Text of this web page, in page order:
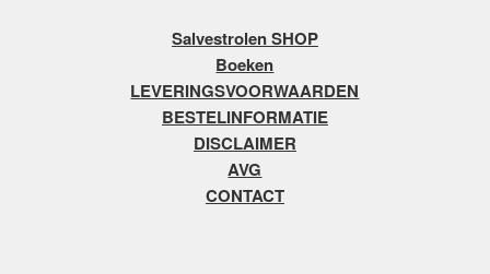
Salvestrolen SHOP
Boeken
LEVERINGSVOORWAARDEN
BESTELINFORMATIE
DISCLAIMER
AVG
CONTACT